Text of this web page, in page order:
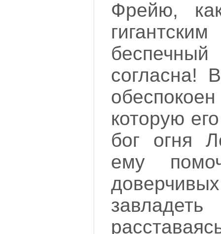
Фрейю,
согласна!
которую
бог огня
ему